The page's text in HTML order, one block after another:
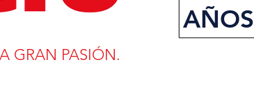
AÑOS
GRAN PASIÓN.